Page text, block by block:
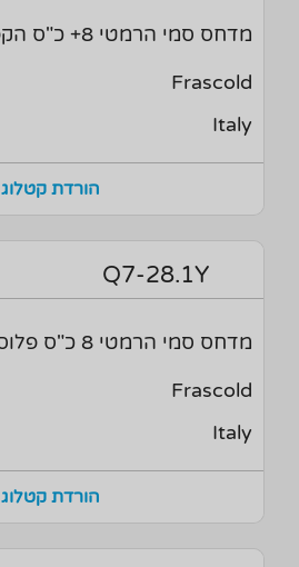
מדחס סמי הרמטי 8+ כ"ס הקפאה איטלקי
Frascold
Italy
הורדת קטלוג
Q7-28.1Y
מדחס סמי הרמטי 8 כ"ס פלוס איטלקי
Frascold
Italy
הורדת קטלוג